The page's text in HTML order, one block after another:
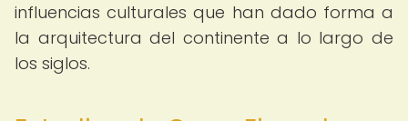
influencias culturales que han dado forma a
la arquitectura del continente a lo largo de
los siglos.